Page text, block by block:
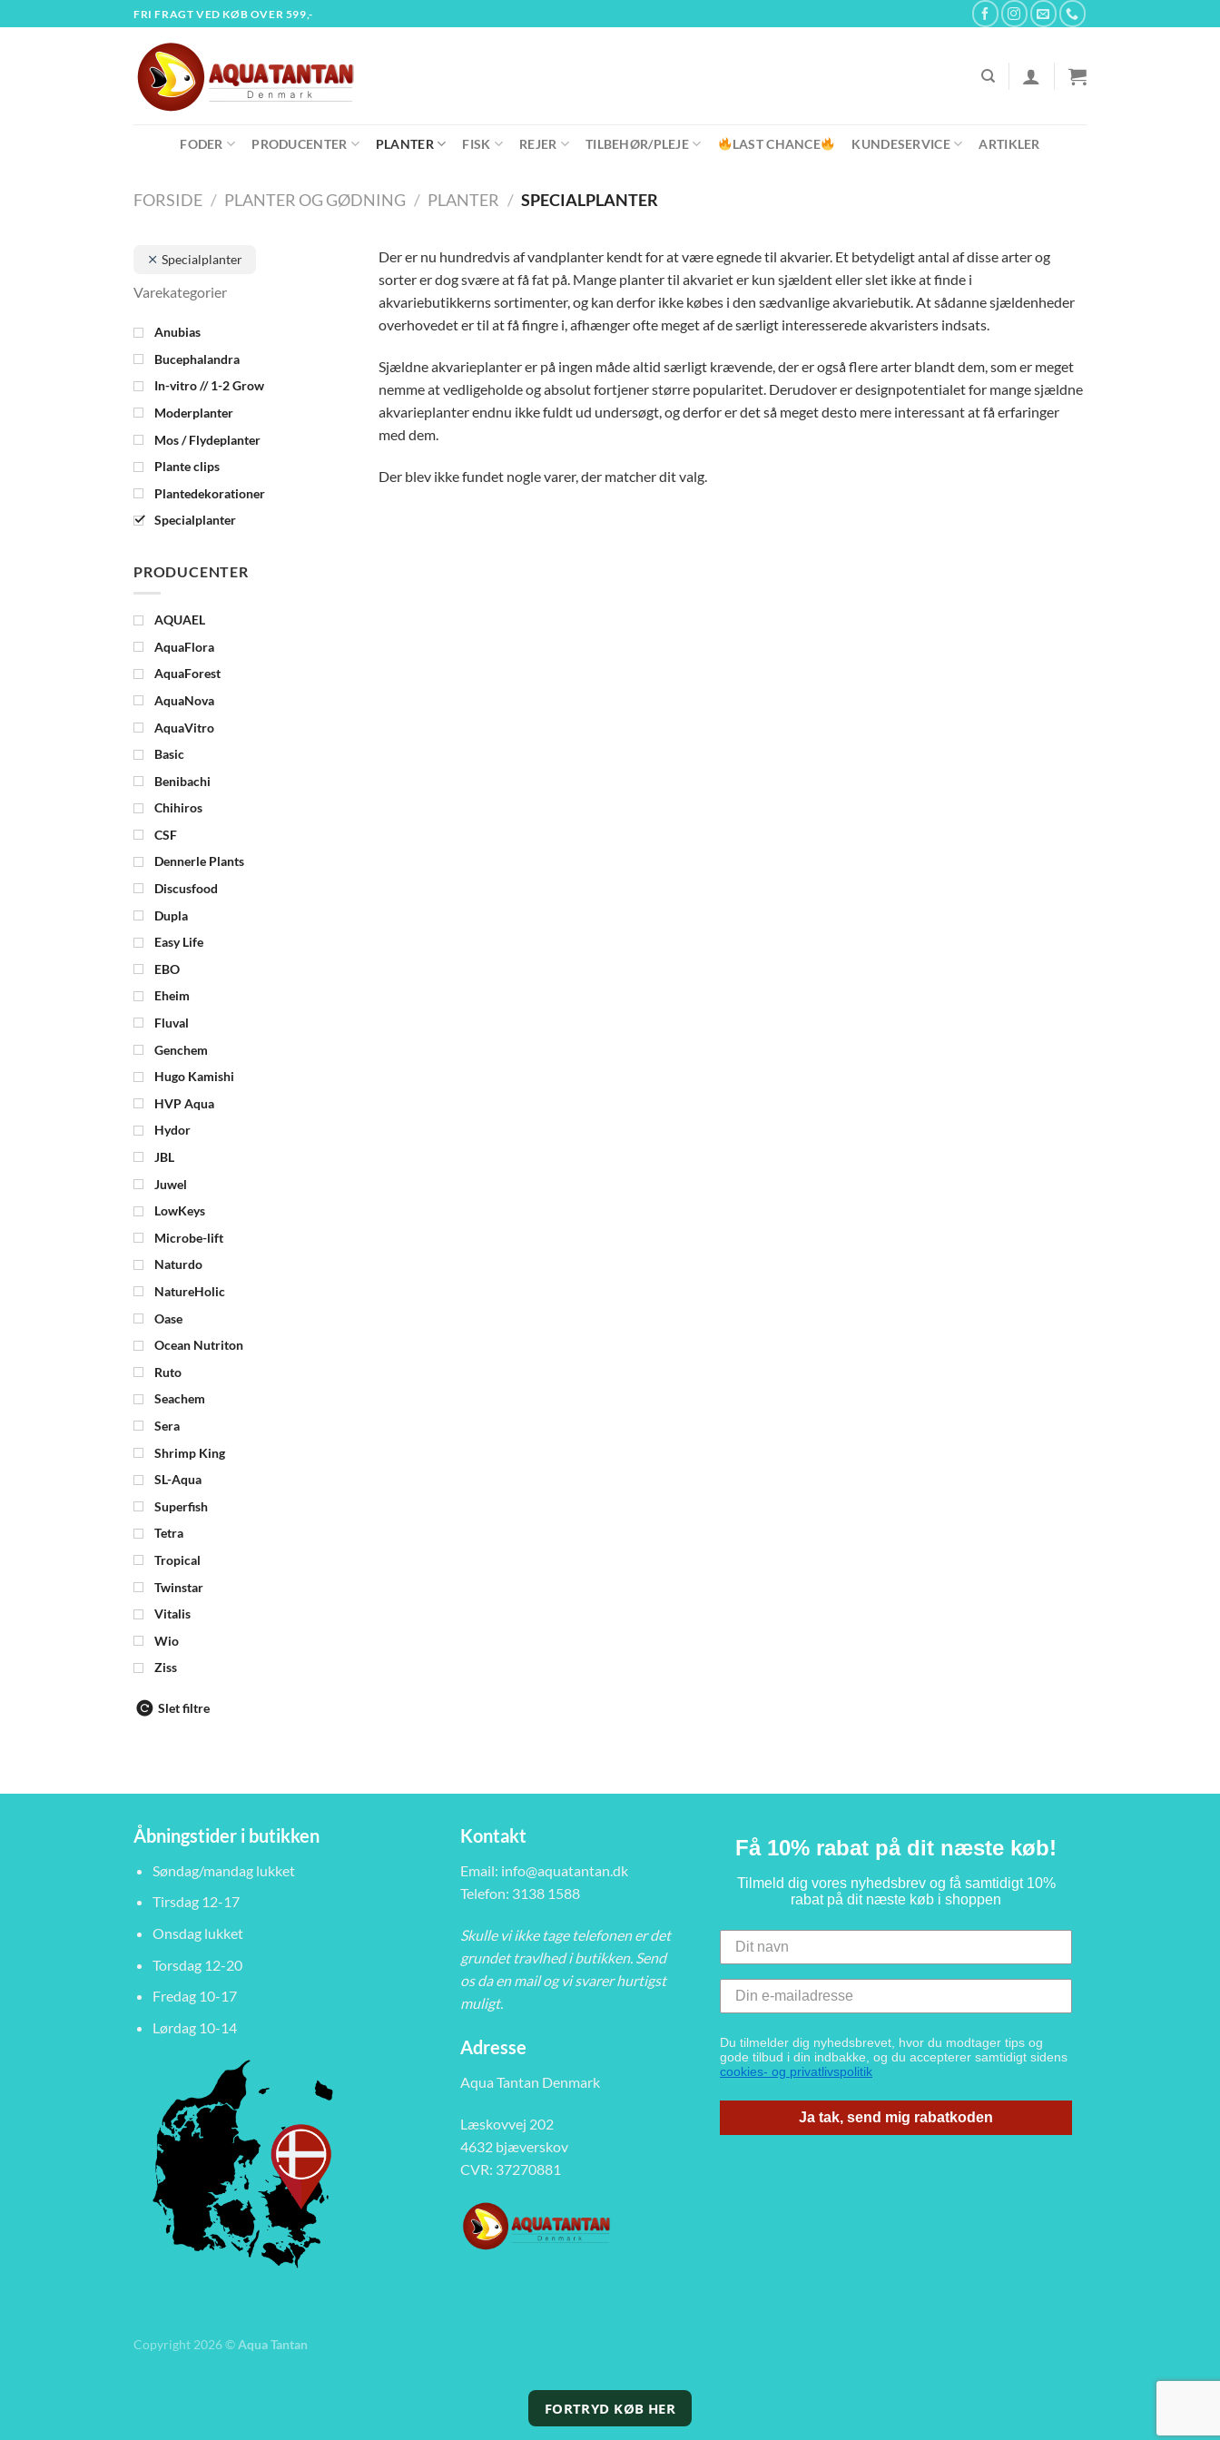
til
FRI FRAGT VED KØB OVER 599,-
FODER PRODUCENTER PLANTER FISK REJER TILBEHØR/PLEJE LAST CHANCE KUNDESERVICE ARTIKLER
FORSIDE / PLANTER OG GØDNING / PLANTER / SPECIALPLANTER
Specialplanter
Anubias
Bucephalandra
In-vitro // 1-2 Grow
Moderplanter
Mos / Flydeplanter
Plante clips
Plantedekorationer
Specialplanter
PRODUCENTER
AQUAEL
AquaFlora
AquaForest
AquaNova
AquaVitro
Basic
Benibachi
Chihiros
CSF
Dennerle Plants
Discusfood
Dupla
Easy Life
EBO
Eheim
Fluval
Genchem
Hugo Kamishi
HVP Aqua
Hydor
JBL
Juwel
LowKeys
Microbe-lift
Naturdo
NatureHolic
Oase
Ocean Nutriton
Ruto
Seachem
Sera
Shrimp King
SL-Aqua
Superfish
Tetra
Tropical
Twinstar
Vitalis
Wio
Ziss
Slet filtre
Der er nu hundredvis af vandplanter kendt for at være egnede til akvarier. Et betydeligt antal af disse arter og
sorter er dog svære at få fat på. Mange planter til akvariet er kun sjældent eller slet ikke at finde i
akvariebutikkerns sortimenter, og kan derfor ikke købes i den sædvanlige akvariebutik. At sådanne sjældenheder
overhovedet er til at få fingre i, afhænger ofte meget af de særligt interesserede akvaristers indsats.
Sjældne akvarieplanter er på ingen måde altid særligt krævende, der er også flere arter blandt dem, som er meget
nemme at vedligeholde og absolut fortjener større popularitet. Derudover er designpotentialet for mange sjældne
akvarieplanter endnu ikke fuldt ud undersøgt, og derfor er det så meget desto mere interessant at få erfaringer
med dem.
Der blev ikke fundet nogle varer, der matcher dit valg.
Åbningstider i butikken
Søndag/mandag lukket
Tirsdag 12-17
Onsdag lukket
Torsdag 12-20
Fredag 10-17
Lørdag 10-14
Kontakt
Email: info@aquatantan.dk
Telefon: 3138 1588
Skulle vi ikke tage telefonen er det
grundet travlhed i butikken. Send
os da en mail og vi svarer hurtigst
muligt.
Adresse
Aqua Tantan Denmark
Læskovvej 202
4632 bjæverskov
CVR: 37270881
Få 10% rabat på dit næste køb!
Tilmeld dig vores nyhedsbrev og få samtidigt 10%
rabat på dit næste køb i shoppen
Du tilmelder dig nyhedsbrevet, hvor du modtager tips og
gode tilbud i din indbakke, og du accepterer samtidigt sidens
cookies- og privatlivspolitik
Ja tak, send mig rabatkoden
Copyright 2026 ©Aqua Tantan
FORTRYD KØB HER